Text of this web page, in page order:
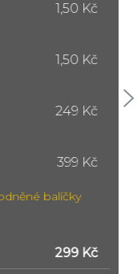
1,50 Kč
1,50 Kč
249 Kč
399 Kč
balíčky
299 Kč